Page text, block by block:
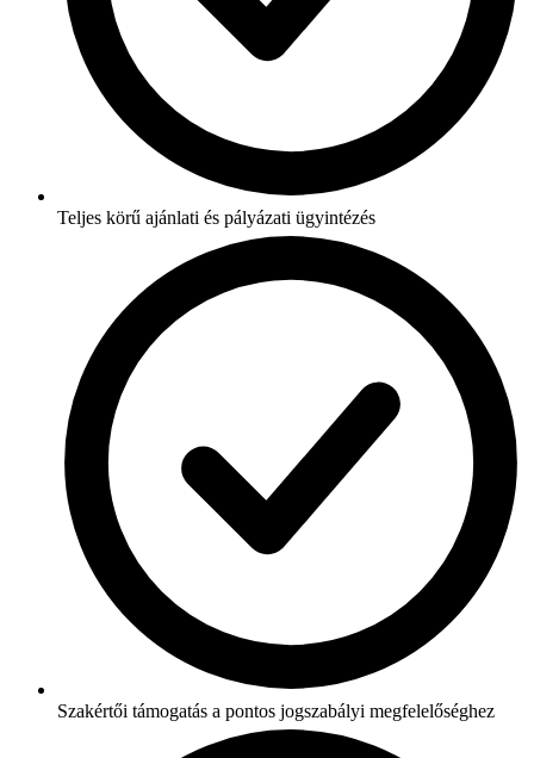
Teljes körű ajánlati és pályázati ügyintézés
Szakértői támogatás a pontos jogszabályi megfelelőséghez